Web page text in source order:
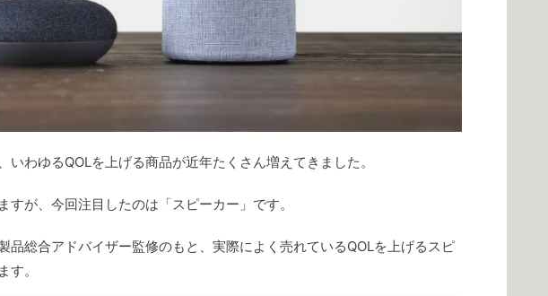
いわゆるQOLを上げる商品が近年たくさん増えてきました。
すが、今回注目したのは「スピーカー」です。
品総合アドバイザー監修のもと、実際によく売れているQOLを上げるスピ
す。